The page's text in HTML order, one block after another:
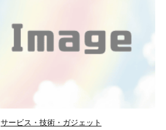
サービス・技術・ガジェット